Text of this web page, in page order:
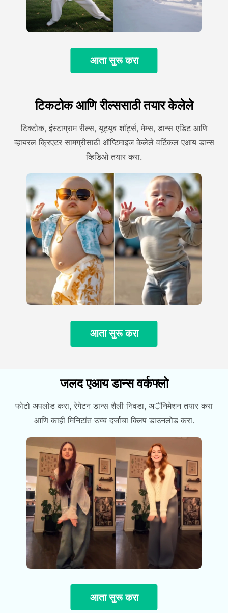
आता सुरू करा
टिकटोक आणि रील्ससाठी तयार केलेले
टिक्टोक, इंस्टाग्राम रील्स, यूट्यूब शॉर्ट्स, मेम्स, डान्स एडिट आणि
व्हायरल क्रिएटर सामग्रीसाठी ऑप्टिमाइज केलेले वर्टिकल एआय डान्स
व्हिडिओ तयार करा.
आता सुरू करा
जलद एआय डान्स वर्कफ्लो
फोटो अपलोड करा, रेगेटन डान्स शैली निवडा, अॅनिमेशन तयार करा
आणि काही मिनिटांत उच्च दर्जाचा क्लिप डाउनलोड करा.
आता सुरू करा